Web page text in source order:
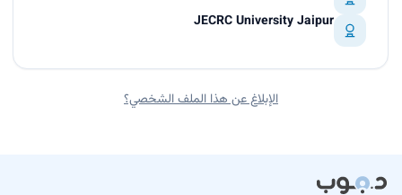
JECRC University Jaipur
الإبلاغ عن هذا الملف الشخصي؟